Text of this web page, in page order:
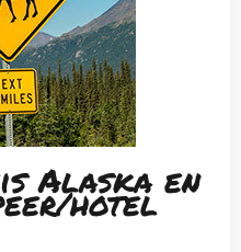
Alaska en
hotel